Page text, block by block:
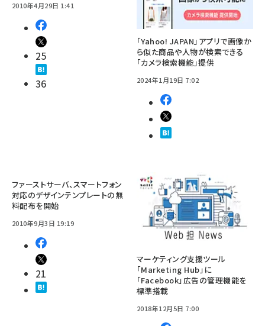
2010年4月29日 1:41
25
36
「Yahoo! JAPAN」アプリで画像か
ら似た商品や人物が検索できる
「カメラ検索機能」提供
2024年1月19日 7:02
ファーストサーバ、スマートフォン
対応のデザインテンプレートの無
料配布を開始
2010年9月3日 19:19
21
マーケティング支援ツール
「Marketing Hub」に
「Facebook」広告の管理機能を
標準搭載
2018年12月5日 7:00